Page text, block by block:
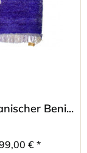
Beni...
€ *